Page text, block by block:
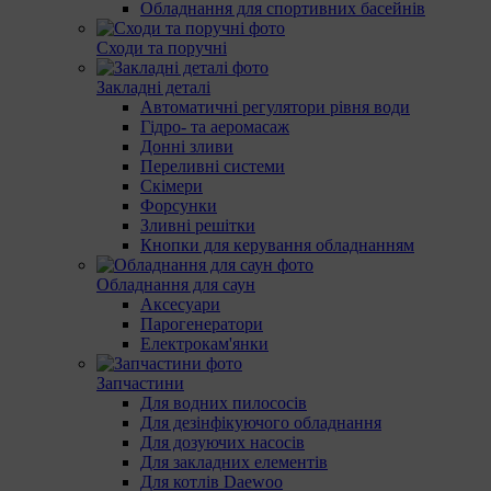
Обладнання для спортивних басейнів
Сходи та поручні
Закладні деталі
Автоматичні регулятори рівня води
Гідро- та аеромасаж
Донні зливи
Переливні системи
Скімери
Форсунки
Зливні решітки
Кнопки для керування обладнанням
Обладнання для саун
Аксесуари
Парогенератори
Електрокам'янки
Запчастини
Для водних пилососів
Для дезінфікуючого обладнання
Для дозуючих насосів
Для закладних елементів
Для котлів Daewoo